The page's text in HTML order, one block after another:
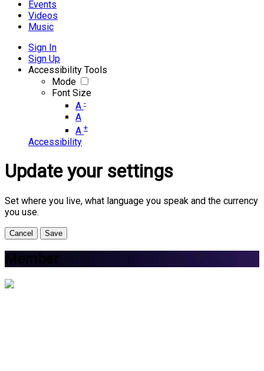
Events
Videos
Music
Sign In
Sign Up
Accessibility Tools
Mode
Font Size
A -
A
A +
Accessibility
Update your settings
Set where you live, what language you speak and the currency
you use.
Cancel Save
Member